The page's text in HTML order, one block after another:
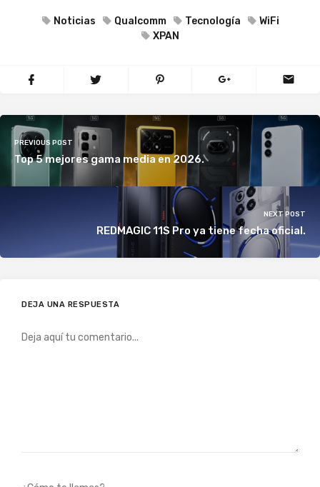
Noticias Qualcomm Tecnología
WiFi
XPAN
PREVIOUS POST
Top 5 mejores gama media en 2026.
NEXT POST
REDMAGIC 11S Pro ya tiene fecha oficial.
DEJA UNA RESPUESTA